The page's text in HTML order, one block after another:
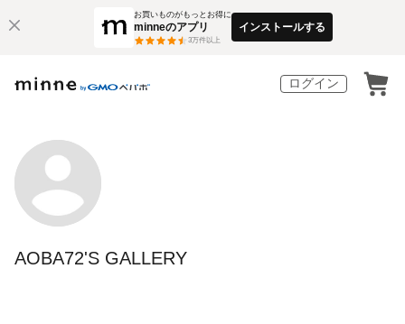
お買いものがもっとお得に
minneのアプリ
3万件以上
インストールする
ログイン
AOBA72'S GALLERY